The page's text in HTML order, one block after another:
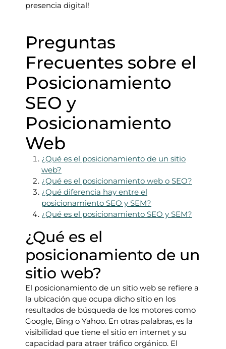
presencia digital!
Preguntas
Frecuentes sobre el
Posicionamiento
SEO y
Posicionamiento
Web
¿Qué es el posicionamiento de un sitio
web?
¿Qué es el posicionamiento web o SEO?
¿Qué diferencia hay entre el
posicionamiento SEO y SEM?
¿Qué es el posicionamiento SEO y SEM?
¿Qué es el
posicionamiento de un
sitio web?
El posicionamiento de un sitio web se refiere a
la ubicación que ocupa dicho sitio en los
resultados de búsqueda de los motores como
Google, Bing o Yahoo. En otras palabras, es la
visibilidad que tiene el sitio en internet y su
capacidad para atraer tráfico orgánico. El